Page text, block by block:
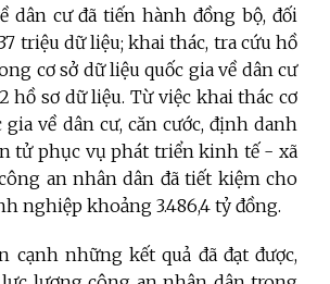
dân cư đã tiến hành đồng bộ, đối
triệu dữ liệu; khai thác, tra cứu hồ
cơ sở dữ liệu quốc gia về dân cư
hồ sơ dữ liệu. Từ việc khai thác cơ
gia về dân cư, căn cước, định danh
tử phục vụ phát triển kinh tế - xã
an nhân dân đã tiết kiệm cho
nghiệp khoảng 3.486,4 tỷ đồng.
cạnh những kết quả đã đạt được,